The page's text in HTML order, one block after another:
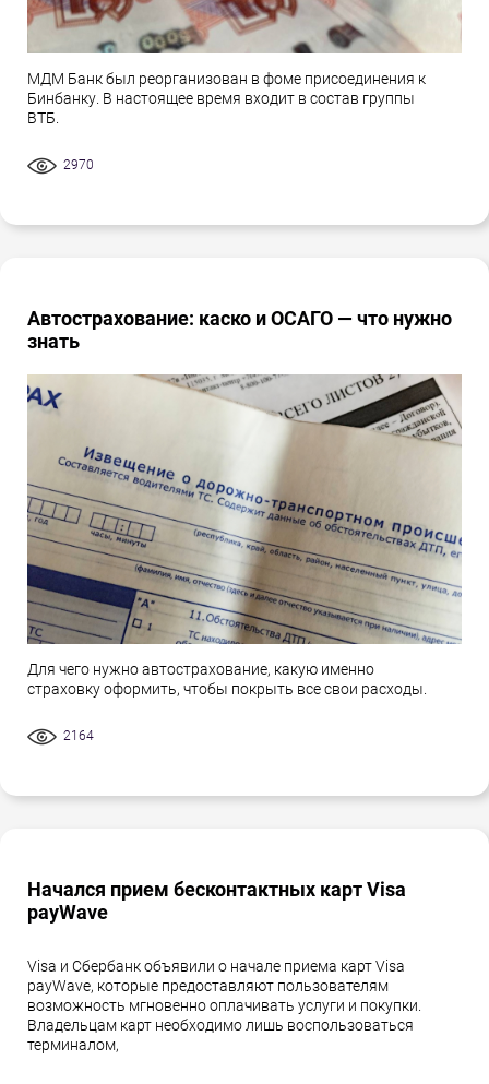
МДМ Банк был реорганизован в фоме присоединения к
Бинбанку. В настоящее время входит в состав группы
ВТБ.
2970
Автострахование: каско и ОСАГО — что нужно
знать
Для чего нужно автострахование, какую именно
страховку оформить, чтобы покрыть все свои расходы.
2164
Начался прием бесконтактных карт Visa
payWave
Visa и Сбербанк объявили о начале приема карт Visa
payWave, которые предоставляют пользователям
возможность мгновенно оплачивать услуги и покупки.
Владельцам карт необходимо лишь воспользоваться
терминалом,